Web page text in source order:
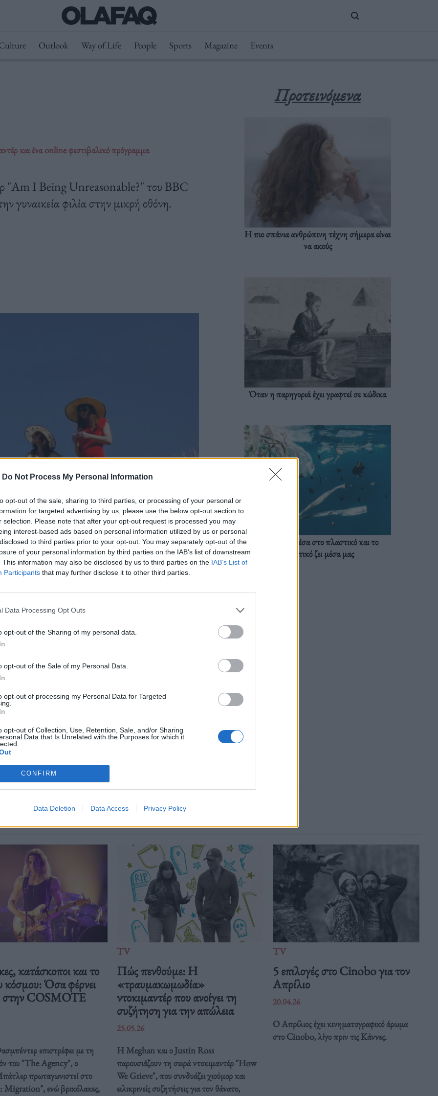
Do Not Process My Personal Information
opt-out of the sale, sharing to third parties, or processing of your personal or
for targeted advertising by us, please use the below opt-out section to
selection. Please note that after your opt-out request is processed you may
interest-based ads based on personal information utilized by us or personal
to third parties prior to your opt-out. You may separately opt-out of the
of your personal information by third parties on the IAB’s list of downstream
This information may also be disclosed by us to third parties on the IAB’s List of
Participants that may further disclose it to other third parties.
Data Processing Opt Outs
opt-out of the Sharing of my personal data.
opt-out of the Sale of my Personal Data.
opt-out of processing my Personal Data for Targeted
opt-out of Collection, Use, Retention, Sale, and/or Sharing
Data that Is Unrelated with the Purposes for which it
CONFIRM
Data Deletion Data Access Privacy Policy
Outlook Way of Life People Sports Magazine Events
και ένα online φεστιβαλικό πρόγραμμα
"Am I Being Unreasonable?" του BBC
γυναικεία φιλία στην μικρή οθόνη.
“Am I Being Unreasonable?” του
για την γυναικεία φιλία στην μικρή
Streaming
Προτεινόμενα
Η πιο σπάνια ανθρώπινη τέχνη σήμερα είναι
να ακούς
Όταν η παρηγοριά έχει γραφτεί σε κώδικα
Ζούμε ήδη μέσα στο πλαστικό και το
πλαστικό ζει μέσα μας
Δείτε επίσης
κατάσκοποι και το
κόσμου: Όσα φέρνει
στην COSMOTE
επιστρέφει με τη
του "The Agency", ο
πρωταγωνιστεί στο
Migration", ενώ βρικόλακες,
TV
Πώς πενθούμε: Η
«τραυμακωμωδία»
ντοκιμαντέρ που ανοίγει τη
συζήτηση για την απώλεια
25.05.26
Η Meghan και ο Justin Ross
παρουσιάζουν τη σειρά ντοκιμαντέρ "How
We Grieve", που συνδυάζει χιούμορ και
ειλικρινείς συζητήσεις για τον θάνατο,
TV
5 επιλογές στο Cinobo για τον
Απρίλιο
20.04.26
Ο Απρίλιος έχει κινηματογραφικό άρωμα
στο Cinobo, λίγο πριν τις Κάννες.